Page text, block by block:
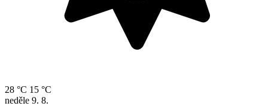
28 °C 15 °C
neděle 9. 8.